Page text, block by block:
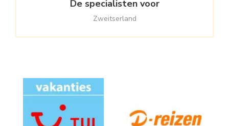
De specialisten voor
Zweitserland